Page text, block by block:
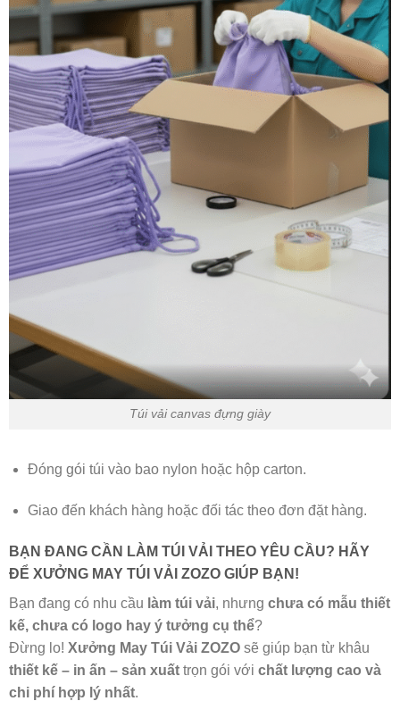
Túi vải canvas đựng giày
Đóng gói túi vào bao nylon hoặc hộp carton.
Giao đến khách hàng hoặc đối tác theo đơn đặt hàng.
BẠN ĐANG CẦN LÀM TÚI VẢI THEO YÊU CẦU? HÃY
ĐỂ XƯỞNG MAY TÚI VẢI ZOZO GIÚP BẠN!
Bạn đang có nhu cầu làm túi vải, nhưng chưa có mẫu thiết
kế, chưa có logo hay ý tưởng cụ thể?
Đừng lo! Xưởng May Túi Vải ZOZO sẽ giúp bạn từ khâu
thiết kế – in ấn – sản xuất trọn gói với chất lượng cao và
chi phí hợp lý nhất.